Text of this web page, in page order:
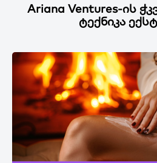
Ariana Ventures-ის
ტექნიკა